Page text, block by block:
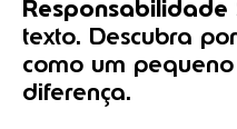
Responsabilidade
texto. Descubra
como um
diferença.